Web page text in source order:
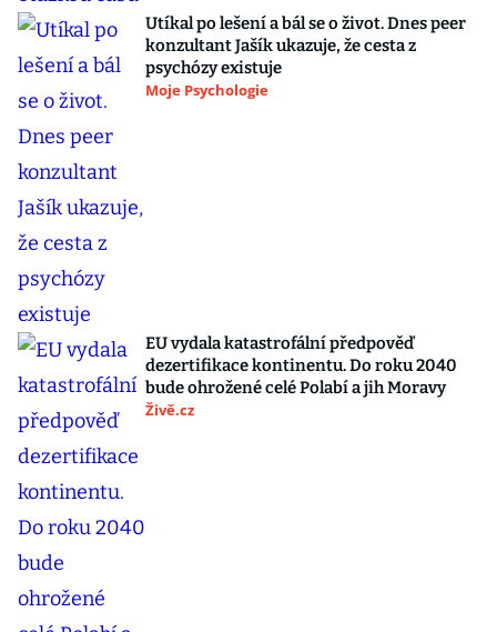
Utíkal po lešení a bál se o život. Dnes peer
konzultant Jašík ukazuje, že cesta z
psychózy existuje
Moje Psychologie
EU vydala katastrofální předpověď
dezertifikace kontinentu. Do roku 2040
bude ohrožené celé Polabí a jih Moravy
Živě.cz